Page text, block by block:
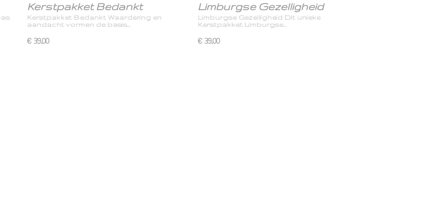
Kerstpakket Bedankt
Kerstpakket Bedankt Waardering en
aandacht vormen de basis…
€ 39,00
Limburgse Gezelligheid
Limburgse Gezelligheid Dit unieke
Kerstpakket Limburgse…
€ 39,00